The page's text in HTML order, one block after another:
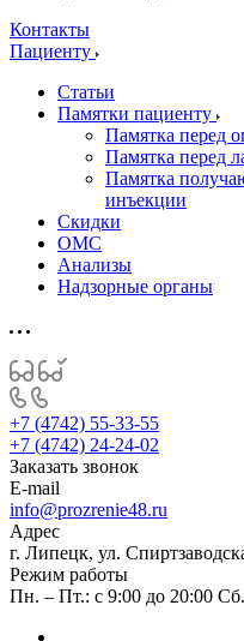
Контакты
Пациенту
Статьи
Памятки пациенту
Памятка перед
Памятка перед
Памятка
инъекции
Скидки
ОМС
Анализы
Надзорные органы
+7 (4742) 55-33-55
+7 (4742) 24-24-02
Заказать звонок
E-mail
info@prozrenie48.ru
Адрес
г. Липецк, ул.
Режим работы
Пн. – Пт.: с 9:00 до 20:00